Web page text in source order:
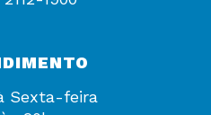
Sexta-feira